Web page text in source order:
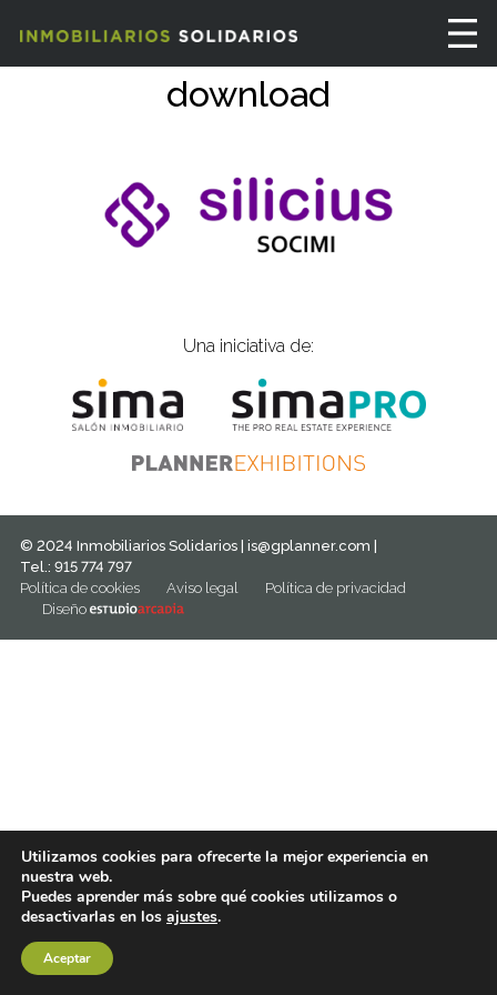
download
Una iniciativa de:
© 2024 Inmobiliarios Solidarios | is@gplanner.com |
Tel.: 915 774 797
Política de cookies
Aviso legal
Política de privacidad
Diseño
Utilizamos cookies para ofrecerte la mejor experiencia en
nuestra web.
Puedes aprender más sobre qué cookies utilizamos o
desactivarlas en los ajustes.
Aceptar